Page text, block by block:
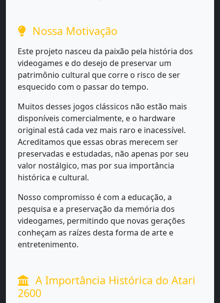
Nossa Motivação
Este projeto nasceu da paixão pela história dos
videogames e do desejo de preservar um
patrimônio cultural que corre o risco de ser
esquecido com o passar do tempo.
Muitos desses jogos clássicos não estão mais
disponíveis comercialmente, e o hardware
original está cada vez mais raro e inacessível.
Acreditamos que essas obras merecem ser
preservadas e estudadas, não apenas por seu
valor nostálgico, mas por sua importância
histórica e cultural.
Nosso compromisso é com a educação, a
pesquisa e a preservação da memória dos
videogames, permitindo que novas gerações
conheçam as raízes desta forma de arte e
entretenimento.
A Importância Histórica do Atari
2600